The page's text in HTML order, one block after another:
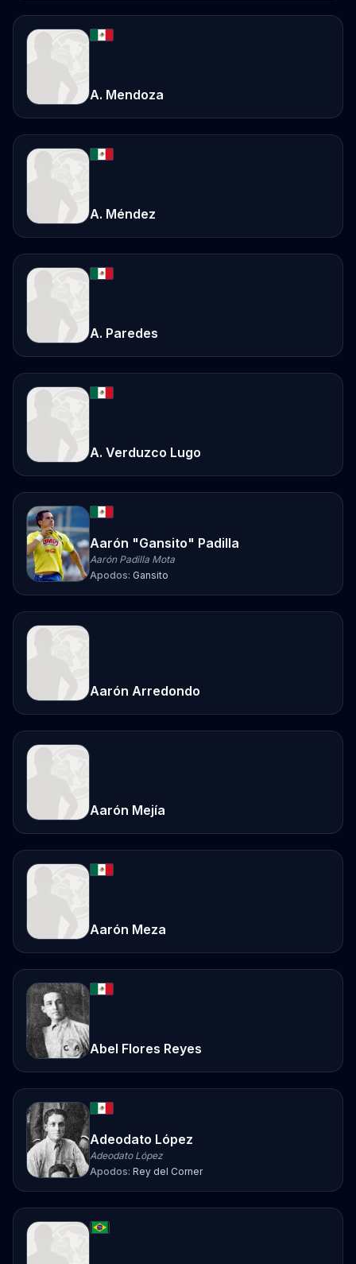
A. Mendoza
A. Méndez
A. Paredes
A. Verduzco Lugo
Aarón "Gansito" Padilla
Aarón Padilla Mota
Apodos: Gansito
Aarón Arredondo
Aarón Mejía
Aarón Meza
Abel Flores Reyes
Adeodato López
Adeodato López
Apodos: Rey del Corner